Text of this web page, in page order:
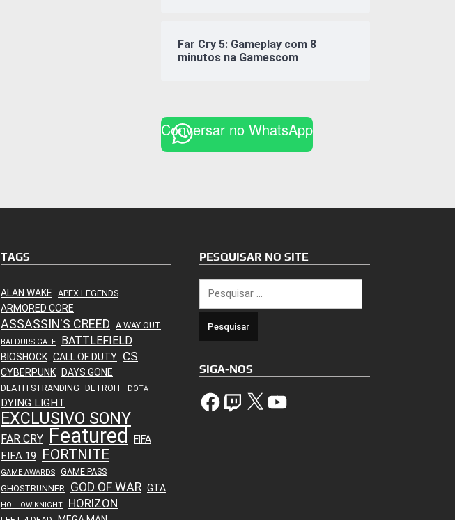
Far Cry 5: Gameplay com 8
minutos na Gamescom
Conversar no WhatsApp
TAGS
ALAN WAKE APEX LEGENDS
ARMORED CORE
ASSASSIN'S CREED A WAY OUT
BALDURS GATE BATTLEFIELD
BIOSHOCK CALL OF DUTY CS
CYBERPUNK DAYS GONE
DEATH STRANDING DETROIT DOTA
DYING LIGHT
EXCLUSIVO SONY
FAR CRY Featured FIFA
FIFA 19 FORTNITE
GAME AWARDS
GAME PASS
GHOSTRUNNER GOD OF WAR GTA
HOLLOW KNIGHT HORIZON
PESQUISAR NO SITE
por:
SIGA-NOS
FacebookTwitch X YouTube